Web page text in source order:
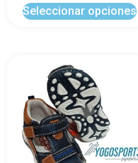
Seleccionar opciones